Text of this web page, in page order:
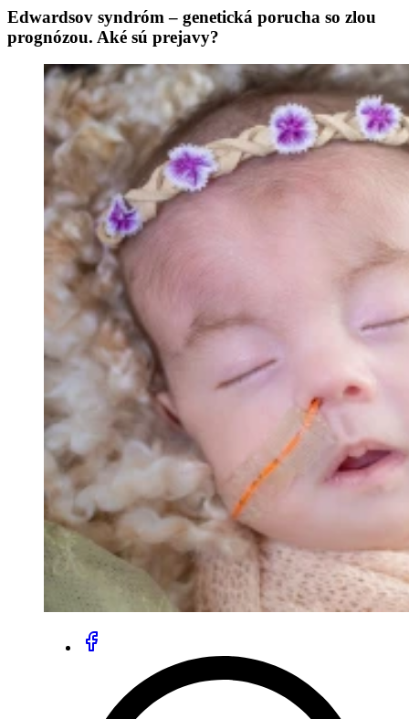
Edwardsov syndróm – genetická porucha so zlou
prognózou. Aké sú prejavy?